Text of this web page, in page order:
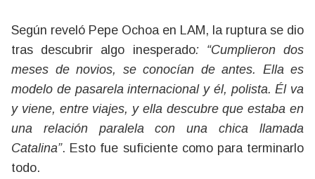
Según reveló Pepe Ochoa en LAM, la ruptura se dio
tras descubrir algo inesperado: “Cumplieron dos
meses de novios, se conocían de antes. Ella es
modelo de pasarela internacional y él, polista. Él va
y viene, entre viajes, y ella descubre que estaba en
una relación paralela con una chica llamada
Catalina”. Esto fue suficiente como para terminarlo
todo.